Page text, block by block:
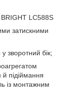
LC588S
затискними
зворотний бік;
підіймання
із монтажним